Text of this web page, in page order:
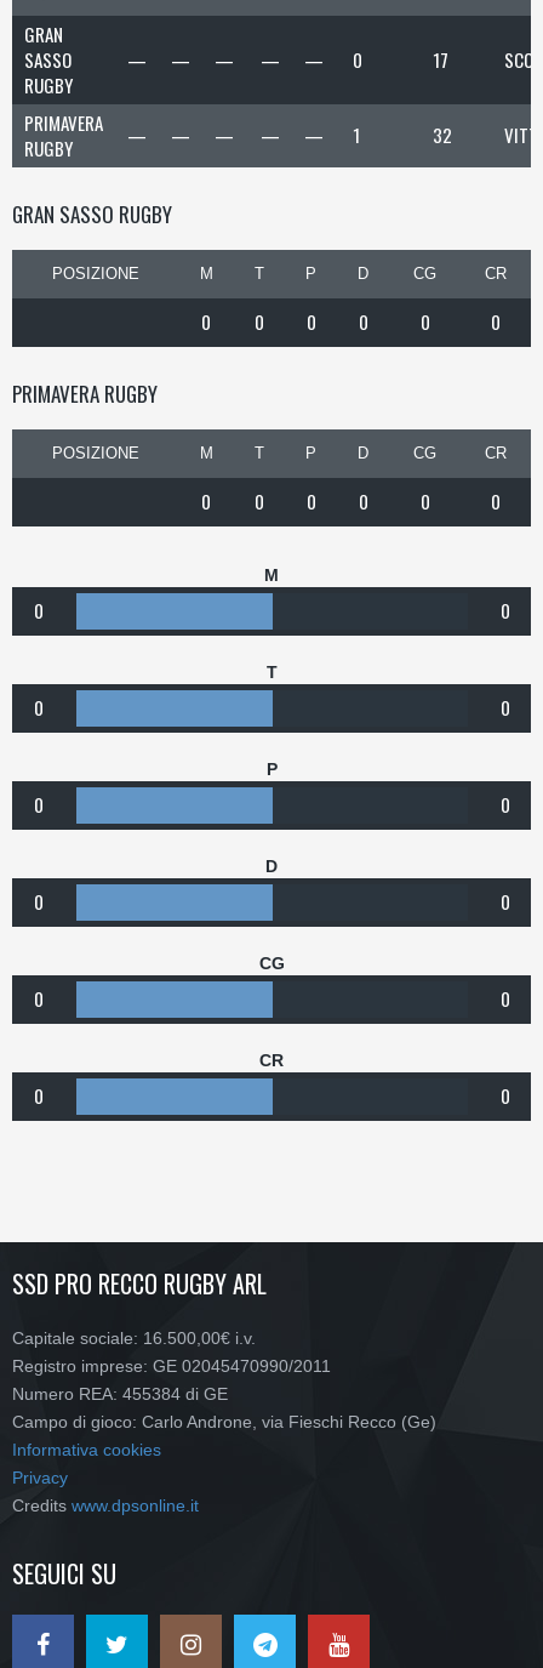
GRAN
SASSO
RUGBY
— — — — — 0 17
PRIMAVERA
RUGBY
— — — — — 1 32
GRAN SASSO RUGBY
POSIZIONE M T P D CG CR
0 0 0 0 0 0
PRIMAVERA RUGBY
POSIZIONE M T P D CG CR
0 0 0 0 0 0
M
0 0
T
0 0
P
0 0
D
0 0
CG
0 0
CR
0 0
SSD PRO RECCO RUGBY ARL
Capitale sociale: 16.500,00€ i.v.
Registro imprese: GE 02045470990/2011
Numero REA: 455384 di GE
Campo di gioco: Carlo Androne, via Fieschi Recco (Ge)
Informativa cookies
Privacy
Credits www.dpsonline.it
SEGUICI SU